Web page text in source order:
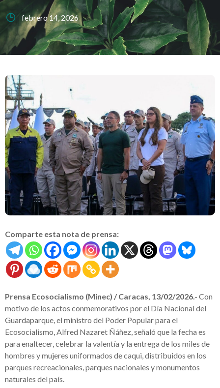
febrero 14, 2026
Comparte esta nota de prensa:
Prensa Ecosocialismo (Minec) / Caracas, 13/02/2026.- Con
motivo de los actos conmemorativos por el Día Nacional del
Guardaparque, el ministro del Poder Popular para el
Ecosocialismo, Alfred Nazaret Ñáñez, señaló que la fecha es
para enaltecer, celebrar la valentía y la entrega de los miles de
hombres y mujeres uniformados de caqui, distribuidos en los
parques recreacionales, parques nacionales y monumentos
naturales del país.